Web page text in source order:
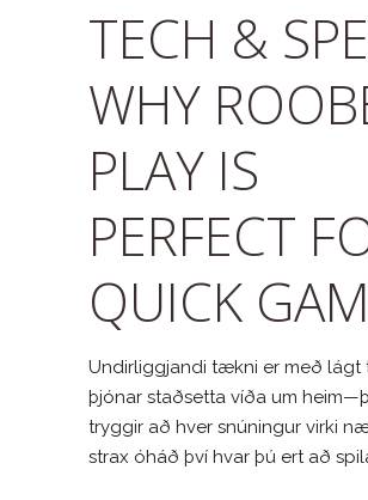
TECH &
WHY
PLAY IS
PERFECT
QUICK
Undirliggjandi tækni er með lágt
þjónar staðsetta víða um
tryggir að hver snúningur virki
strax óháð því hvar þú ert að